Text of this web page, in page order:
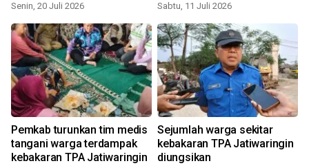
Senin, 20 Juli 2026 Sabtu, 11 Juli 2026
Pemkab turunkan tim medis
tangani warga terdampak
kebakaran TPA Jatiwaringin
Sejumlah warga sekitar
kebakaran TPA Jatiwaringin
diungsikan